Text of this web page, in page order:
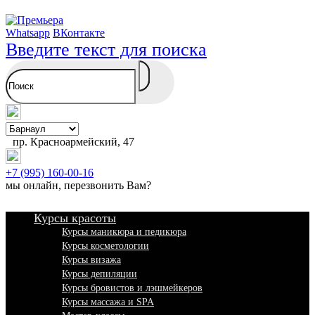
Whatsapp ВКонтакте
Введите текст для поиска
пр. Красноармейский, 47
+7 (995) 160-00-16
мы онлайн, перезвонить Вам?
Курсы красоты
Курсы маникюра и педикюра
Курсы косметологии
Курсы визажа
Курсы депиляции
Курсы бровистов и лэшмейкеров
Курсы массажа и SPA